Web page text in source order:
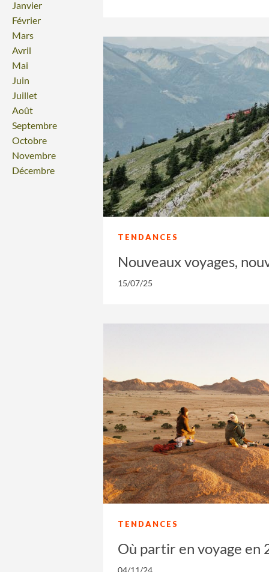
Janvier
Février
Mars
Avril
Mai
Juin
Juillet
Août
Septembre
Octobre
Novembre
Décembre
TENDANCES
Nouveaux voyages,
15/07/25
TENDANCES
Où partir en voyage en